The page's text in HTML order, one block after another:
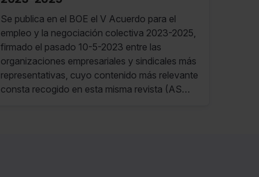
Se publica en el BOE el V Acuerdo para el
empleo y la negociación colectiva 2023-2025,
firmado el pasado 10-5-2023 entre las
organizaciones empresariales y sindicales más
representativas, cuyo contenido más relevante
consta recogido en esta misma revista (AS